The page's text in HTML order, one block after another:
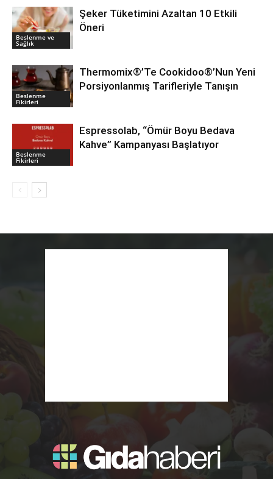
Beslenme ve
Sağlık
Şeker Tüketimini Azaltan 10 Etkili
Öneri
Beslenme
Fikirleri
Thermomix®’Te Cookidoo®’Nun Yeni
Porsiyonlanmış Tarifleriyle Tanışın
Beslenme
Fikirleri
Espressolab, “Ömür Boyu Bedava
Kahve” Kampanyası Başlatıyor